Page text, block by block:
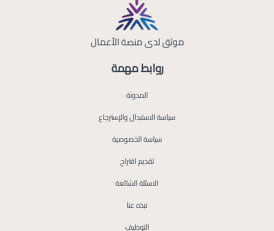
روابط مهمة
المدونة
سياسة الاستبدال والإسترجاع
سياسة الخصوصية
تقديم اقتراح
الاسئلة الشائعة
نبذه عنا
التوظيف
موثق لدى منصة الأعمال